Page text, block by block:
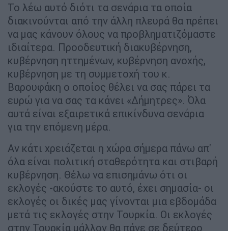
Το λέω αυτό διότι τα σενάρια τα οποία
διακινούνται από την άλλη πλευρά θα πρέπει
να μας κάνουν όλους να προβληματιζόμαστε
ιδιαίτερα. Προοδευτική διακυβέρνηση,
κυβέρνηση ηττημένων, κυβέρνηση ανοχής,
κυβέρνηση με τη συμμετοχή του κ.
Βαρουφάκη ο οποίος θέλει να σας πάρει τα
ευρώ για να σας τα κάνει «Δήμητρες». Όλα
αυτά είναι εξαιρετικά επικίνδυνα σενάρια
για την επόμενη μέρα.
Αν κάτι χρειάζεται η χώρα σήμερα πάνω απ'
όλα είναι πολιτική σταθερότητα και στιβαρή
κυβέρνηση. Θέλω να επισημάνω ότι οι
εκλογές -ακούστε το αυτό, έχει σημασία- οι
εκλογές οι δικές μας γίνονται μια εβδομάδα
μετά τις εκλογές στην Τουρκία. Οι εκλογές
στην Τουρκία μάλλον θα πάνε σε δεύτερο